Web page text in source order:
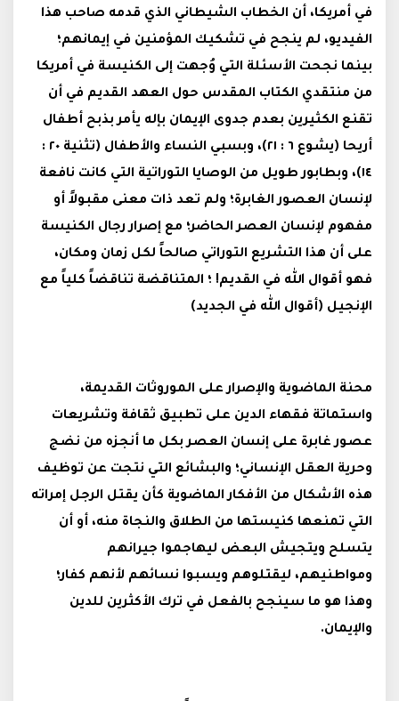
في أمريكا، أن الخطاب الشيطاني الذي قدمه صاحب هذا
الفيديو، لم ينجح في تشكيك المؤمنين في إيمانهم؛
بينما نجحت الأسئلة التي وُجهت إلى الكنيسة في أمريكا
من منتقدي الكتاب المقدس حول العهد القديم في أن
تقنع الكثيرين بعدم جدوى الإيمان بإله يأمر بذبح أطفال
أريحا (يشوع ٦ : ٢١)، وبسبي النساء والأطفال (تثنية ٢٠ :
١٤)، وبطابور طويل من الوصايا التوراتية التي كانت نافعة
لإنسان العصور الغابرة؛ ولم تعد ذات معنى مقبولاً أو
مفهوم لإنسان العصر الحاضر؛ مع إصرار رجال الكنيسة
على أن هذا التشريع التوراتي صالحاً لكل زمان ومكان،
فهو أقوال الله في القديم! ؛ المتناقضة تناقضاً كلياً مع
الإنجيل (أقوال الله في الجديد)
محنة الماضوية والإصرار على الموروثات القديمة،
واستماتة فقهاء الدين على تطبيق ثقافة وتشريعات
عصور غابرة على إنسان العصر بكل ما أنجزه من نضج
وحرية العقل الإنساني؛ والبشائع التي نتجت عن توظيف
هذه الأشكال من الأفكار الماضوية كأن يقتل الرجل إمراته
التي تمنعها كنيستها من الطلاق والنجاة منه، أو أن
يتسلح ويتجيش البعض ليهاجموا جيرانهم
ومواطنيهم، ليقتلوهم ويسبوا نسائهم لأنهم كفار؛
وهذا هو ما سينجح بالفعل في ترك الأكثرين للدين
والإيمان.